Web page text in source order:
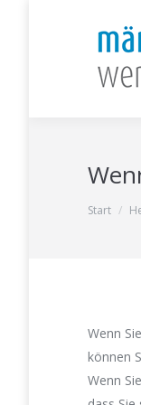
Sie
Start
Wenn
können
Wenn